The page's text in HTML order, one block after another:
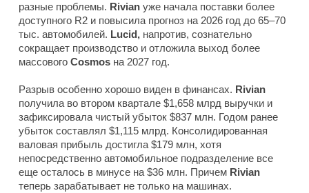
разные проблемы. Rivian уже начала поставки более
доступного R2 и повысила прогноз на 2026 год до 65–70
тыс. автомобилей. Lucid, напротив, сознательно
сокращает производство и отложила выход более
массового Cosmos на 2027 год.
Разрыв особенно хорошо виден в финансах. Rivian
получила во втором квартале $1,658 млрд выручки и
зафиксировала чистый убыток $837 млн. Годом ранее
убыток составлял $1,115 млрд. Консолидированная
валовая прибыль достигла $179 млн, хотя
непосредственно автомобильное подразделение все
еще осталось в минусе на $36 млн. Причем Rivian
теперь зарабатывает не только на машинах.